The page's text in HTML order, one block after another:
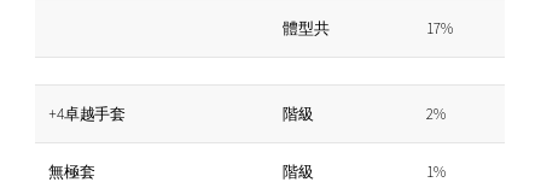
體型共 17%
+4卓越手套 階級 2%
無極套 階級 1%